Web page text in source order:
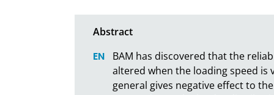
BAM has discovered that the
altered when the loading speed is
general gives negative effect to